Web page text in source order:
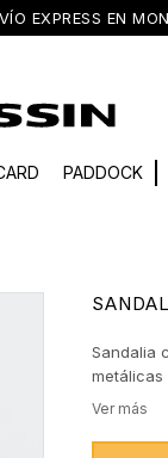
EXPRESS EN
PADDOCK
Sandalia
metálicas
y
looks de